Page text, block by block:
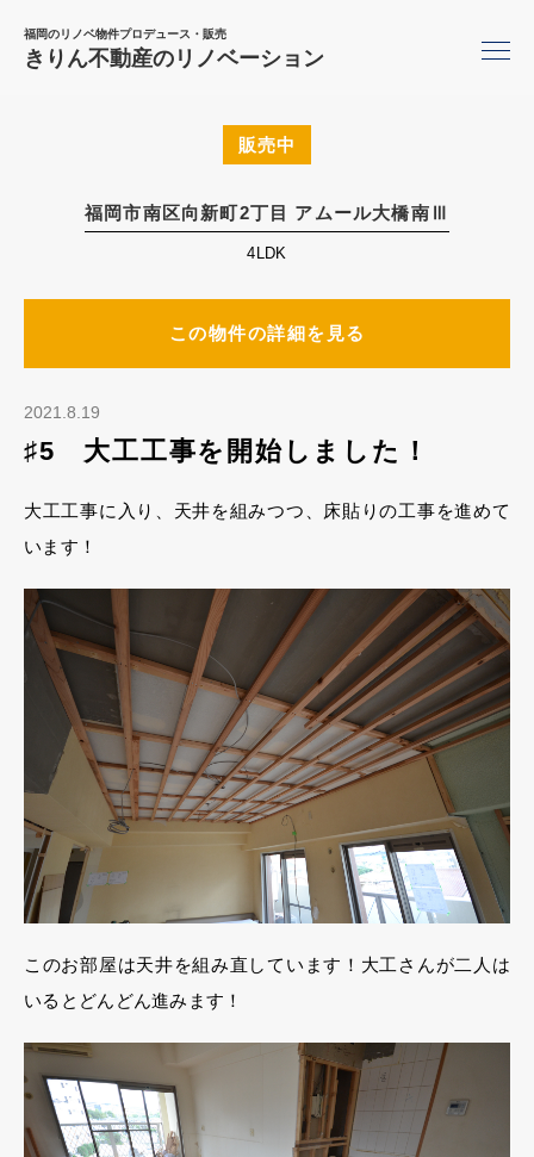
福岡のリノベ物件プロデュース・販売
きりん不動産のリノベーション
販売中
福岡市南区向新町2丁目 アムール大橋南Ⅲ
4LDK
この物件の詳細を見る
2021.8.19
♯5 大工工事を開始しました！
大工工事に入り、天井を組みつつ、床貼りの工事を進めて
います！
このお部屋は天井を組み直しています！大工さんが二人は
いるとどんどん進みます！